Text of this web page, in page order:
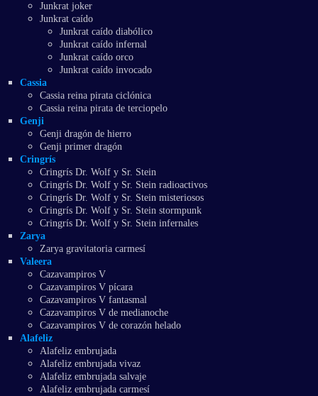
Junkrat joker
Junkrat caído
Junkrat caído diabólico
Junkrat caído infernal
Junkrat caído orco
Junkrat caído invocado
Cassia
Cassia reina pirata ciclónica
Cassia reina pirata de terciopelo
Genji
Genji dragón de hierro
Genji primer dragón
Cringrís
Cringrís Dr. Wolf y Sr. Stein
Cringrís Dr. Wolf y Sr. Stein radioactivos
Cringrís Dr. Wolf y Sr. Stein misteriosos
Cringrís Dr. Wolf y Sr. Stein stormpunk
Cringrís Dr. Wolf y Sr. Stein infernales
Zarya
Zarya gravitatoria carmesí
Valeera
Cazavampiros V
Cazavampiros V pícara
Cazavampiros V fantasmal
Cazavampiros V de medianoche
Cazavampiros V de corazón helado
Alafeliz
Alafeliz embrujada
Alafeliz embrujada vivaz
Alafeliz embrujada salvaje
Alafeliz embrujada carmesí